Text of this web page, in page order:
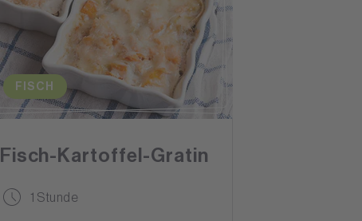
FISCH
Fisch-Kartoffel-Gratin
1 Stunde